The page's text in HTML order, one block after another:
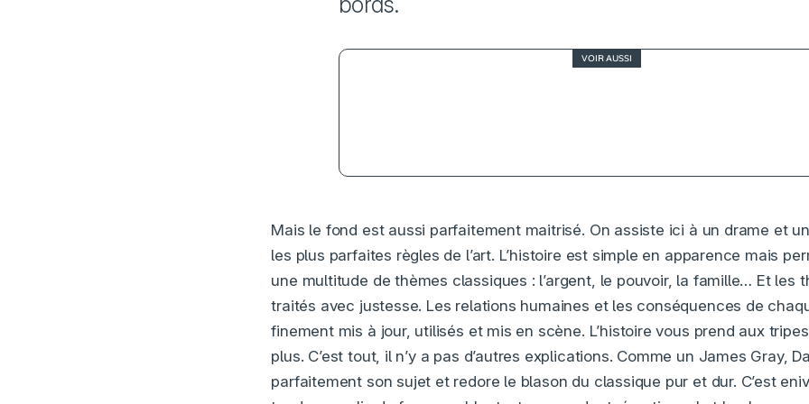
VOIR AUSSI
Mais le fond est aussi parfaitement maitrisé. On assiste ici à un drame et
les plus parfaites règles de l’art. L’histoire est simple en apparence mais
une multitude de thèmes classiques : l’argent, le pouvoir, la famille… Et les
traités avec justesse. Les relations humaines et les conséquences de
finement mis à jour, utilisés et mis en scène. L’histoire vous prend aux
plus. C’est tout, il n’y a pas d’autres explications. Comme un James Gray,
parfaitement son sujet et redore le blason du classique pur et dur. C’est